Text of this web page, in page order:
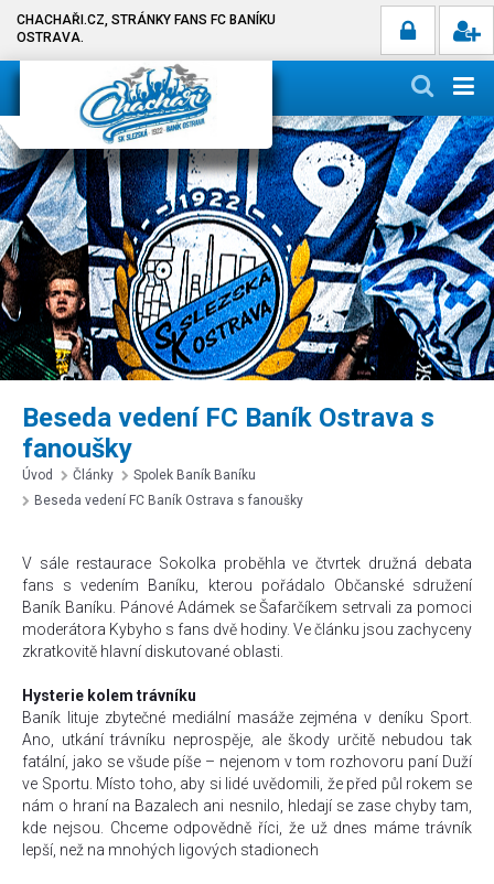
CHACHAŘI.CZ, STRÁNKY FANS FC BANÍKU
OSTRAVA.
Beseda vedení FC Baník Ostrava s
fanoušky
Úvod Články
Spolek Baník Baníku
Beseda vedení FC Baník Ostrava s fanoušky
V sále restaurace Sokolka proběhla ve čtvrtek družná debata
fans s vedením Baníku, kterou pořádalo Občanské sdružení
Baník Baníku. Pánové Adámek se Šafarčíkem setrvali za pomoci
moderátora Kybyho s fans dvě hodiny. Ve článku jsou zachyceny
zkratkovitě hlavní diskutované oblasti.
Hysterie kolem trávníku
Baník lituje zbytečné mediální masáže zejména v deníku Sport.
Ano, utkání trávníku neprospěje, ale škody určitě nebudou tak
fatální, jako se všude píše – nejenom v tom rozhovoru paní Duží
ve Sportu. Místo toho, aby si lidé uvědomili, že před půl rokem se
nám o hraní na Bazalech ani nesnilo, hledají se zase chyby tam,
kde nejsou. Chceme odpovědně říci, že už dnes máme trávník
lepší, než na mnohých ligových stadionech